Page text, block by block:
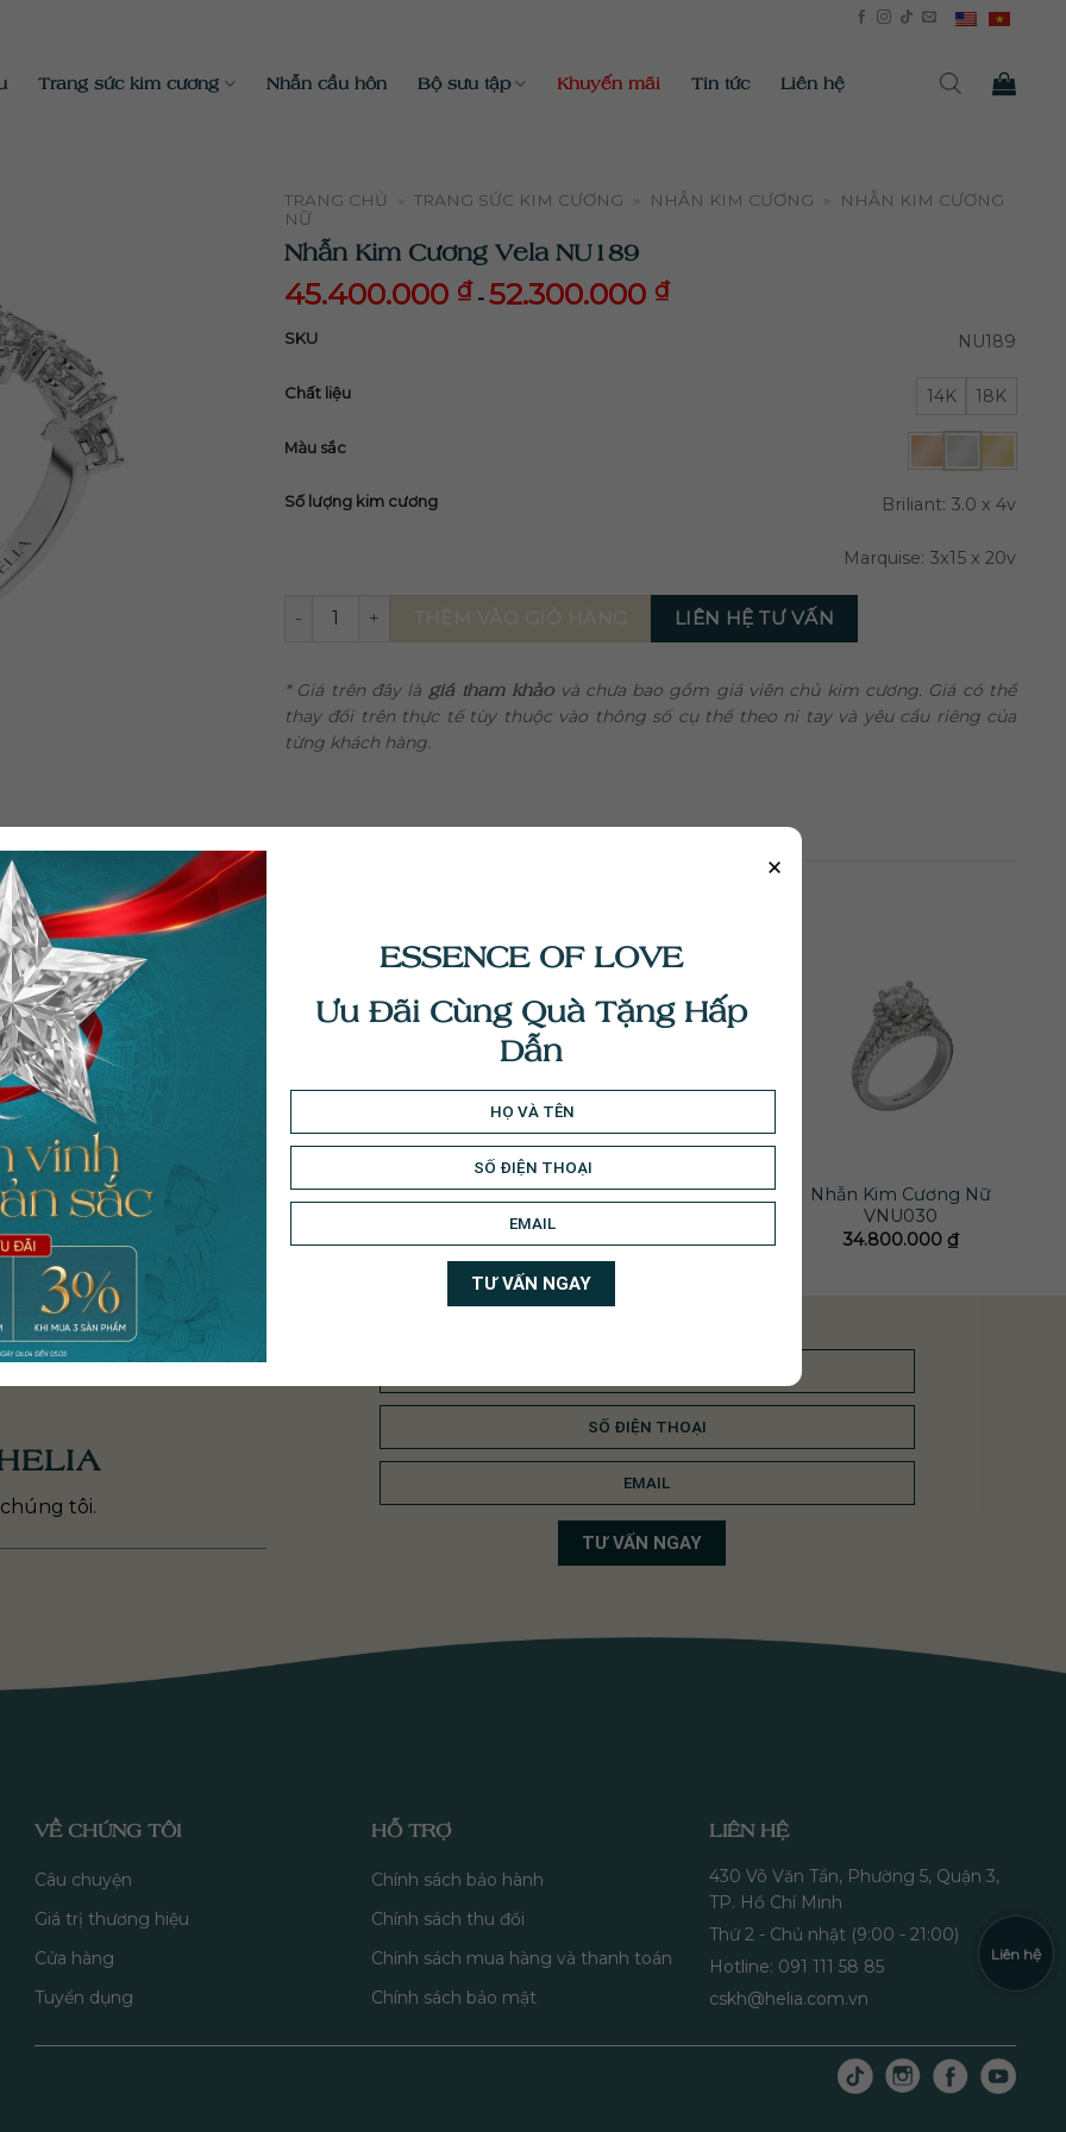
Trang sức kim cương Nhẫn cầu hôn Bộ sưu tập Khuyến mãi Tin tức Liên hệ
TRANG CHỦ » TRANG SỨC KIM CƯƠNG » NHẪN KIM CƯƠNG »
NHẪN KIM CƯƠNG
NỮ
Nhẫn Kim Cương Vela NU189
45.400.000 ₫ - 52.300.000 ₫
45.400.000 52.300.000
SKU NU189
Chất liệu 14K 18K
Màu sắc
Số lượng kim cương Briliant: 3.0 x 4v
Marquise: 3x15 x 20v
Nhẫn Kim Cương Vela NU189 số lượng LIÊN HỆ TƯ VẤN
* Giá trên đây là giá tham khảovà chưa bao gồm giá viên chủ kim cương. Giá có thể
thay đổi trên thực tế tùy thuộc vào thông số cụ thể theo ni tay và yêu cầu riêng của
từng khách hàng.
Nhẫn Kim Cương Nữ
NU012
Nhẫn Kim Cương Nữ
42.700.000₫
Nhẫn Kim Cương Nữ
14.200.000₫
Nhẫn Kim Cương Nữ
VNU030
34.800.000₫
tôi.
VỀ CHÚNG TÔI
Câu chuyện
Giá trị thương hiệu
Cửa hàng
Tuyển dụng
HỖ TRỢ
Chính sách bảo hành
Chính sách thu đổi
Chính sách mua hàng và thanh toán
Chính sách bảo mật
LIÊN HỆ
430 Võ Văn Tần, Phường 5, Quận 3,
TP. Hồ Chí Minh
Thứ 2 - Chủ nhật (9:00 - 21:00)
Hotline: 091 111 58 85
cskh@helia.com.vn
Liên hệ
×
ESSENCE OF LOVE
Ưu Đãi Cùng Quà Tặng Hấp
Dẫn